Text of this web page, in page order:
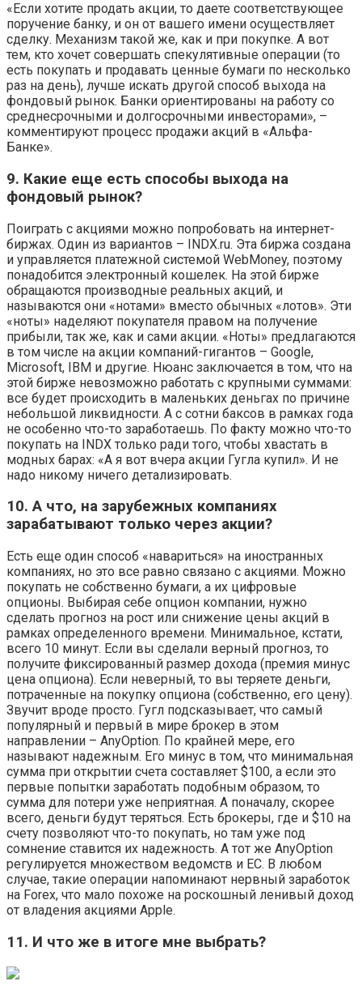
«Если хотите продать акции, то даете соответствующее
поручение банку, и он от вашего имени осуществляет
сделку. Механизм такой же, как и при покупке. А вот
тем, кто хочет совершать спекулятивные операции (то
есть покупать и продавать ценные бумаги по несколько
раз на день), лучше искать другой способ выхода на
фондовый рынок. Банки ориентированы на работу со
среднесрочными и долгосрочными инвесторами», –
комментируют процесс продажи акций в «Альфа-
Банке».
9. Какие еще есть способы выхода на
фондовый рынок?
Поиграть с акциями можно попробовать на интернет-
биржах. Один из вариантов – INDX.ru. Эта биржа создана
и управляется платежной системой WebMoney, поэтому
понадобится электронный кошелек. На этой бирже
обращаются производные реальных акций, и
называются они «нотами» вместо обычных «лотов». Эти
«ноты» наделяют покупателя правом на получение
прибыли, так же, как и сами акции. «Ноты» предлагаются
в том числе на акции компаний-гигантов – Google,
Microsoft, IBM и другие. Нюанс заключается в том, что на
этой бирже невозможно работать с крупными суммами:
все будет происходить в маленьких деньгах по причине
небольшой ликвидности. А с сотни баксов в рамках года
не особенно что-то заработаешь. По факту можно что-то
покупать на INDX только ради того, чтобы хвастать в
модных барах: «А я вот вчера акции Гугла купил». И не
надо никому ничего детализировать.
10. А что, на зарубежных компаниях
зарабатывают только через акции?
Есть еще один способ «навариться» на иностранных
компаниях, но это все равно связано с акциями. Можно
покупать не собственно бумаги, а их цифровые
опционы. Выбирая себе опцион компании, нужно
сделать прогноз на рост или снижение цены акций в
рамках определенного времени. Минимальное, кстати,
всего 10 минут. Если вы сделали верный прогноз, то
получите фиксированный размер дохода (премия минус
цена опциона). Если неверный, то вы теряете деньги,
потраченные на покупку опциона (собственно, его цену).
Звучит вроде просто. Гугл подсказывает, что самый
популярный и первый в мире брокер в этом
направлении – AnyOption. По крайней мере, его
называют надежным. Его минус в том, что минимальная
сумма при открытии счета составляет $100, а если это
первые попытки заработать подобным образом, то
сумма для потери уже неприятная. А поначалу, скорее
всего, деньги будут теряться. Есть брокеры, где и $10 на
счету позволяют что-то покупать, но там уже под
сомнение ставится их надежность. А тот же AnyOption
регулируется множеством ведомств и ЕС. В любом
случае, такие операции напоминают нервный заработок
на Forex, что мало похоже на роскошный ленивый доход
от владения акциями Apple.
11. И что же в итоге мне выбрать?